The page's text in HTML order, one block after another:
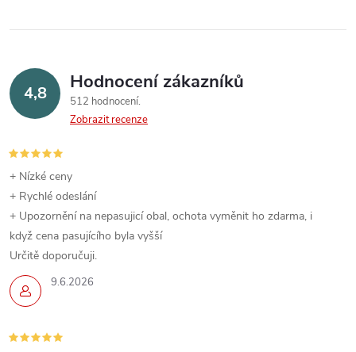
4,8 Hodnocení zákazníků
512 hodnocení
Zobrazit recenze
9.6.2026
+ Nízké ceny
+ Rychlé odeslání
+ Upozornění na nepasujicí obal, ochota vyměnit ho zdarma, i
když cena pasujícího byla vyšší
Určitě doporučuji.